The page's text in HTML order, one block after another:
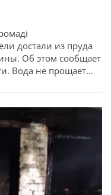
достали из пруда
Об этом сообщает
Вода не прощает
алкогольного
присмотра и не
себя и своих […]